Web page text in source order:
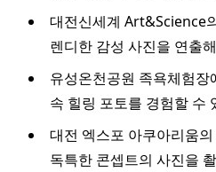
대전신세계 Art&Science
렌디한 감성 사진을 연출
유성온천공원 족욕체험장
속 힐링 포토를 경험할 수
대전 엑스포 아쿠아리움
독특한 콘셉트의 사진을